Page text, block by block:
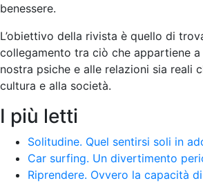
benessere.
L’obiettivo della rivista è quello di
collegamento tra ciò che appartiene
nostra psiche e alle relazioni sia reali
cultura e alla società.
I più letti
Solitudine. Quel sentirsi soli in
Car surfing. Un divertimento
Riprendere. Ovvero la capacità